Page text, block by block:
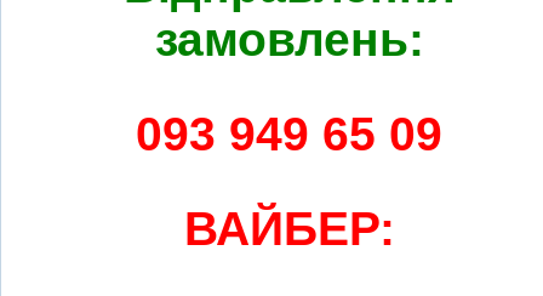
замовлень:
093 949 65 09
ВАЙБЕР: